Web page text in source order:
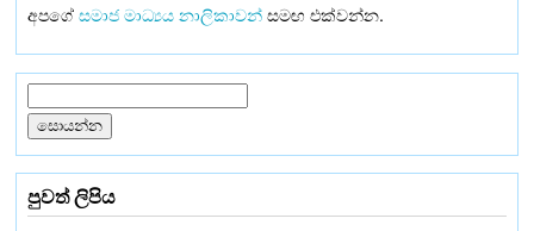
අපගේසමාජ මාධ්‍යය නාලිකාවන්සමඟ එක්වන්න.
පුවත් ලිපිය